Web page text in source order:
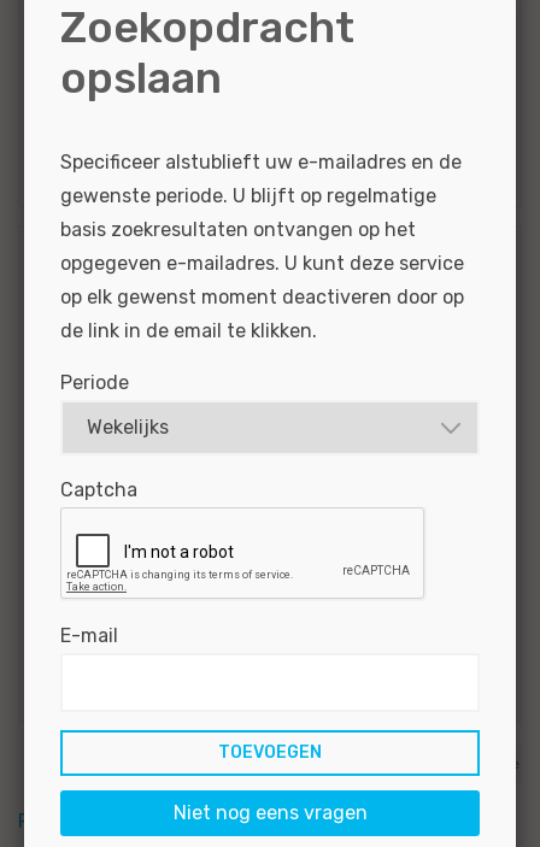
BEKIJKEN SOLLICITEER
Gepubliceerd:
Chef Werkplaats Kia -
Alkmaar
Wat je kunt verwachten
als je bij ons werkt? Dit, en meer. Meer impact.
Jij laat de werkplaats soepel draaien. Met meer
minder ruis en...
BEKIJKEN SOLLICITEER
Volgende
RSS feed
Zoekopdracht
opslaan
Specificeer alstublieft uw e-mailadres en de
gewenste periode. U blijft op regelmatige
basis zoekresultaten ontvangen op het
opgegeven e-mailadres. U kunt deze service
op elk gewenst moment deactiveren door op
de link in de email te klikken.
Periode
Captcha
E-mail
Niet nog eens vragen